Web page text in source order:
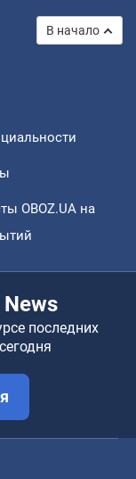
В начало
OBOZ.UA на
News
последних